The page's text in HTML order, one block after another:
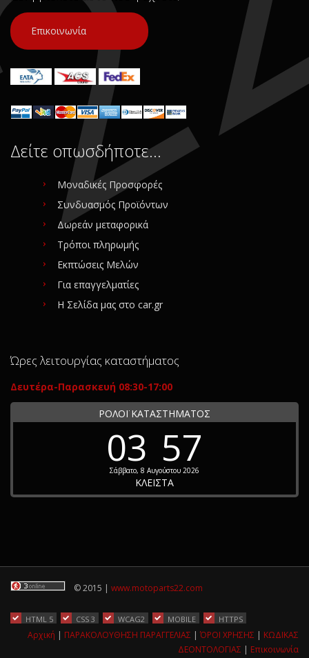
Επικοινωνία
Δείτε οπωσδήποτε…
Μοναδικές Προσφορές
Συνδυασμός Προϊόντων
Δωρεάν μεταφορικά
Τρόποι πληρωμής
Εκπτώσεις Μελών
Για επαγγελματίες
Η Σελίδα μας στο car.gr
Ώρες λειτουργίας καταστήματος
Δευτέρα-Παρασκευή 08:30-17:00
ΡΟΛΟΪ ΚΑΤΑΣΤΗΜΑΤΟΣ
03 57
Σάββατο, 8 Αυγούστου 2026
ΚΛΕΙΣΤΑ
© 2015 | www.motoparts22.com
HTML 5 CSS 3 WCAG2 MOBILE HTTPS
Αρχική | ΠΑΡΑΚΟΛΟΥΘΗΣΗ ΠΑΡΑΓΓΕΛΙΑΣ |ΌΡΟΙ ΧΡΗΣΗΣ | ΚΩΔΙΚΑΣ
ΔΕΟΝΤΟΛΟΓΙΑΣ | Επικοινωνία